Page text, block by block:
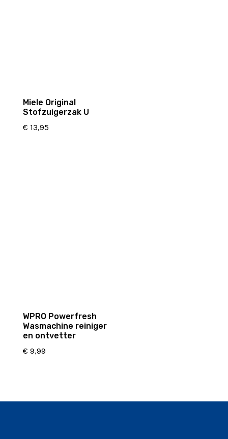
Miele Original
Stofzuigerzak U
€ 13,95
WPRO Powerfresh
Wasmachine reiniger
en ontvetter
€ 9,99